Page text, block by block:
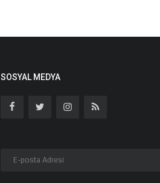
SOSYAL MEDYA